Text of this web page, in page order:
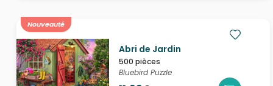
Nouveauté
Abri de Jardin
500 pièces
Bluebird Puzzle